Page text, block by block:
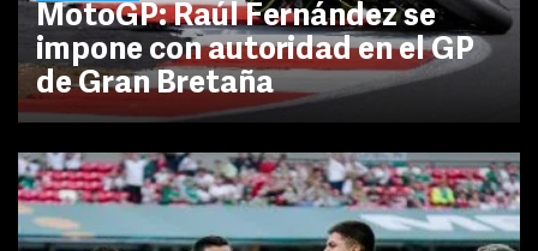
MotoGP: Raúl Fernández se
impone con autoridad en el GP
de Gran Bretaña